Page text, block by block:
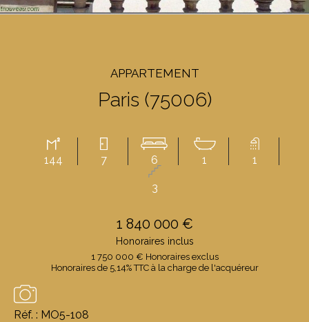
APPARTEMENT
Paris (75006)
144 7 6 1 1
3
1 840 000 €
Honoraires inclus
1 750 000 € Honoraires exclus
Honoraires de 5,14% TTC à la charge de l'acquéreur
Réf. : MO5-108